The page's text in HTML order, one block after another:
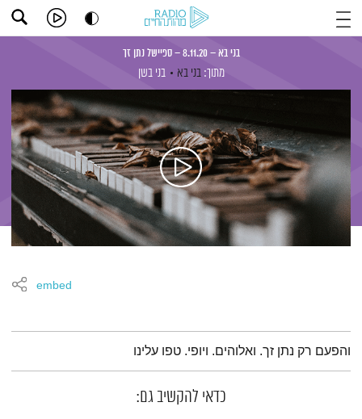
בני בא – 8.11.20 – ספיישל נתן זך
מתוך: בני בא בני בשן
embed
תמצית הפודקאסט
והפעם רק נתן זך. ואלוהים. ויופי. טפו עלינו
כדאי להקשיב גם: